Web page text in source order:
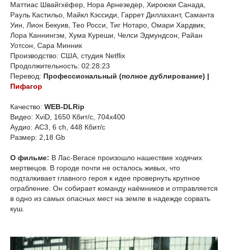
Маттиас Швайгхёфер, Нора Арнезедер, Хироюки Санада,
Рауль Кастильо, Майкл Кэссиди, Гаррет Диллахант, Саманта
Уин, Лион Бекуив, Тео Росси, Тиг Нотаро, Омари Хардвик,
Лора Каннингэм, Хума Куреши, Челси Эдмундсон, Райан
Уотсон, Сара Минник
Производство: США, студия Netflix
Продолжительность: 02:28:23
Перевод: Профессиональный (полное дублирование) |
Пифагор
Качество: WEB-DLRip
Видео: XviD, 1650 Кбит/с, 704x400
Аудио: AC3, 6 ch, 448 Кбит/с
Размер: 2,18 Gb
О фильме: В Лас-Вегасе произошло нашествие ходячих
мертвецов. В городе почти не осталось живых, что
подталкивает главного героя к идее провернуть крупное
ограбление. Он собирает команду наёмников и отправляется
в одно из самых опасных мест на земле в надежде сорвать
куш.